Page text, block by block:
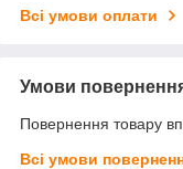
Всі умови оплати
Умови
Повернення товару
Всі умови